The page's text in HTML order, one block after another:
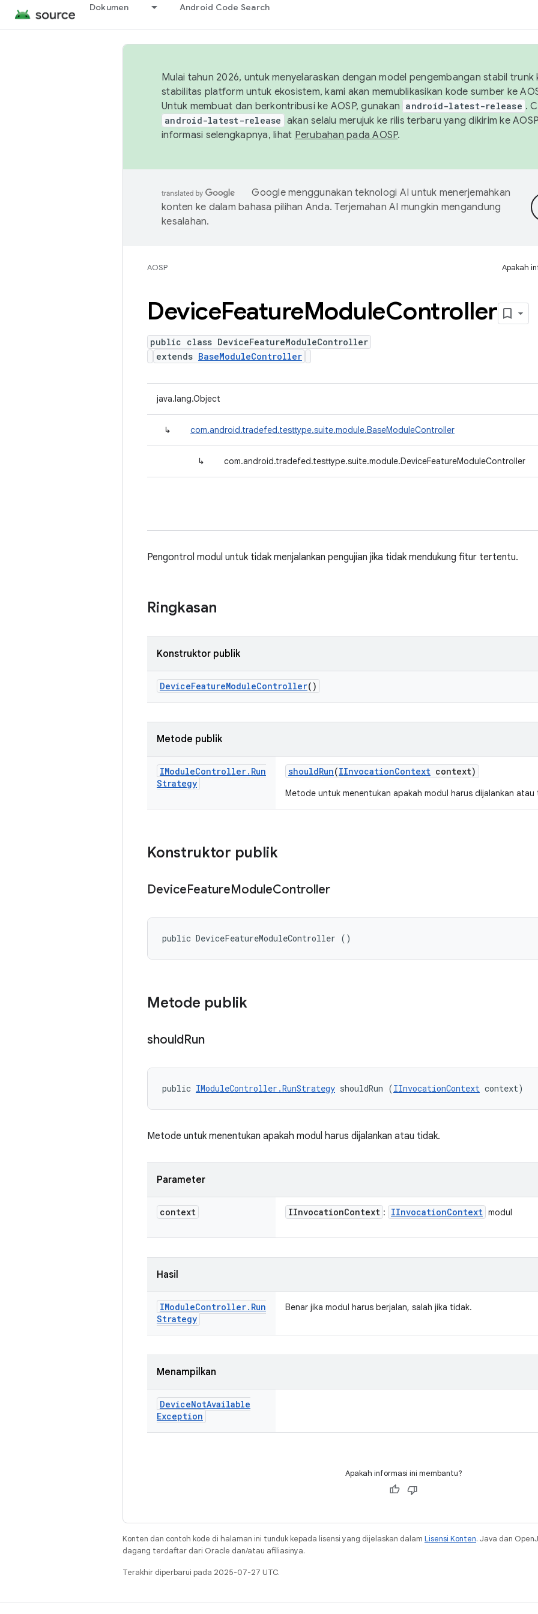
Dokumen Android Code Search
Mulai tahun 2026, untuk menyelaraskan dengan model pengembangan stabil trunk
stabilitas platform untuk ekosistem, kami akan memublikasikan kode sumber ke
Untuk membuat dan berkontribusi ke AOSP, gunakan android-latest-release .
android-latest-release akan selalu merujuk ke rilis terbaru yang dikirim ke
informasi selengkapnya, lihat Perubahan pada AOSP.
Google menggunakan teknologi AI untuk menerjemahkan
konten ke dalam bahasa pilihan Anda. Terjemahan AI mungkin mengandung
kesalahan.
AOSP Apakah
DeviceFeatureModuleController
public class DeviceFeatureModuleController
extends BaseModuleController
java.lang.Object
↳ com.android.tradefed.testtype.suite.module.BaseModuleController
↳ com.android.tradefed.testtype.suite.module.DeviceFeatureModuleController
Pengontrol modul untuk tidak menjalankan pengujian jika tidak mendukung fitur tertentu.
Ringkasan
Konstruktor publik
DeviceFeatureModuleController()
Metode publik
IModuleController. Run
Strategy
shouldRun(IInvocationContext context)
Metode untuk menentukan apakah modul harus dijalankan atau
Konstruktor publik
DeviceFeatureModuleController
public DeviceFeatureModuleController ()
Metode publik
shouldRun
public IModuleController.RunStrategy shouldRun (IInvocationContext context)
Metode untuk menentukan apakah modul harus dijalankan atau tidak.
Parameter
context IInvocationContext : IInvocationContext modul
Hasil
IModuleController. Run
Strategy
Benar jika modul harus berjalan, salah jika tidak.
Menampilkan
DeviceNotAvailable
Exception
Apakah informasi ini membantu?
Konten dan contoh kode di halaman ini tunduk kepada lisensi yang dijelaskan dalam Lisensi Konten. Java dan
dagang terdaftar dari Oracle dan/atau afiliasinya.
Terakhir diperbarui pada 2025-07-27 UTC.